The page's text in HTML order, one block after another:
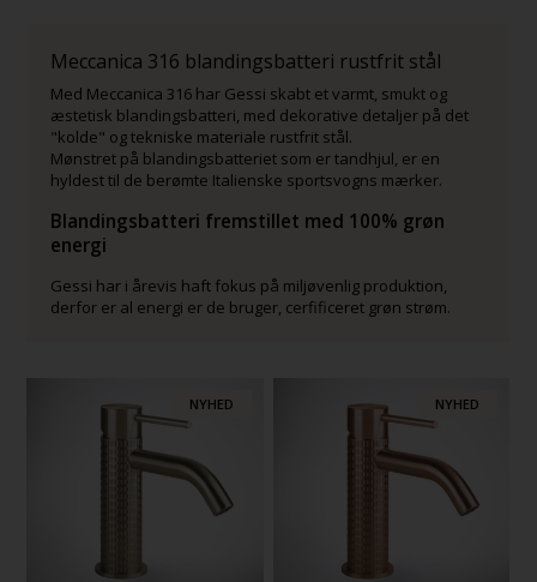
Meccanica 316 blandingsbatteri rustfrit stål
Med Meccanica 316 har Gessi skabt et varmt, smukt og
æstetisk blandingsbatteri, med dekorative detaljer på det
"kolde" og tekniske materiale rustfrit stål.
Mønstret på blandingsbatteriet som er tandhjul, er en
hyldest til de berømte Italienske sportsvogns mærker.
Blandingsbatteri fremstillet med 100% grøn
energi
Gessi har i årevis haft fokus på miljøvenlig produktion,
derfor er al energi er de bruger, cerfificeret grøn strøm.
NYHED NYHED